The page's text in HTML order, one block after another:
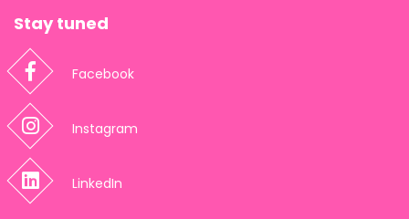
Stay tuned
Facebook
Instagram
LinkedIn